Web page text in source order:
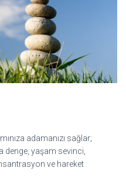
adamanızı sağlar;
denge, yaşam sevinci,
ve hareket